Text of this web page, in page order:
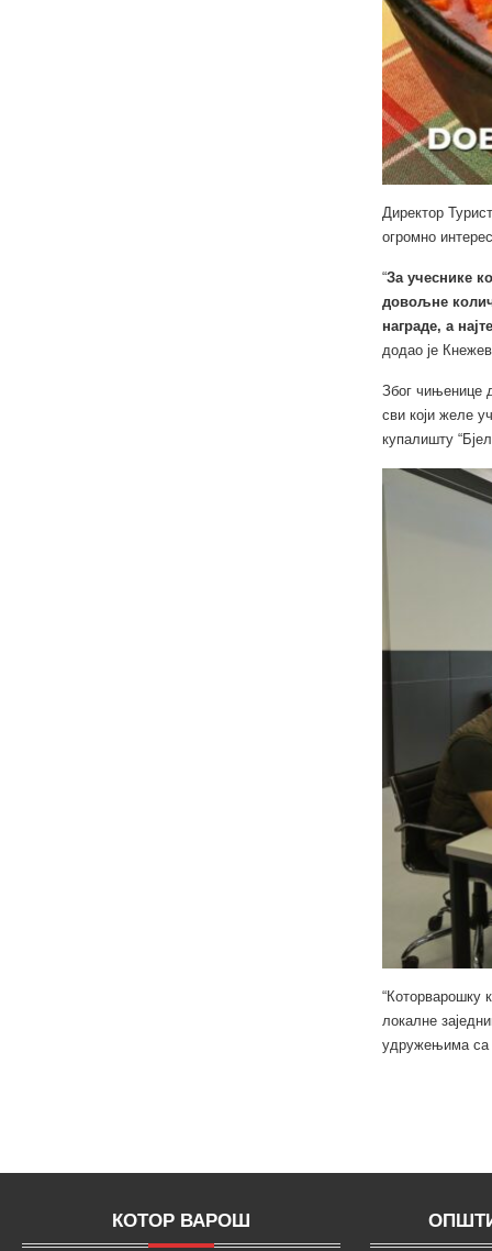
Директор
огромно
“За учеснике
довољне
награде, а
додао је
Због чињенице
сви који желе
купалишту
“Которварошку
локалне
удружењима са
КОТОР ВАРОШ